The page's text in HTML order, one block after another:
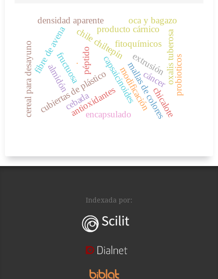
chile chiltepínfitoquímicos
capsaicinoidesmallas de colores
cubiertas de plástico
.
cáncer
antioxidantes
fructuosa oxalis tuberosa
fibre de avena extrusión
densidad aparente
cereal para desayuno probioticos
encapsulado
producto cárnico
oca y bagazo
cebada
almidón modificación
péptido
chicalote
Indexada por: